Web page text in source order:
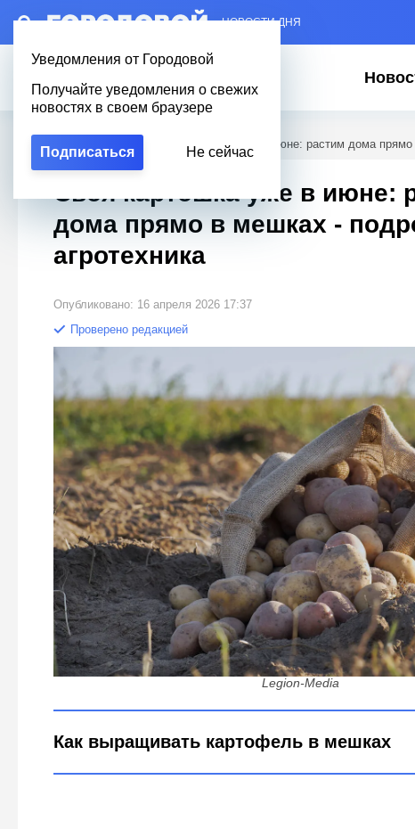
– НОВОСТИ ДНЯ
Уведомления от Городовой
Получайте уведомления о свежих
новостях в своем браузере
Подписаться Не сейчас
Городовой Своя картошка уже в июне: растим дома
Своя картошка уже в июне:
дома прямо в мешках -
агротехника
Опубликовано: 16 апреля 2026 17:37
Проверено редакцией
Своя картошка уже в июне: растим дома прямо в
агротехника
Legion-Media
Как выращивать картофель в мешках